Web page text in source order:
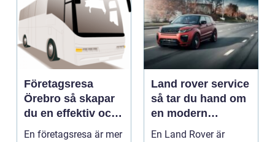
Företagsresa
Örebro så skapar
du en effektiv och
minnesvärd resa
En företagsresa är mer
Land rover service
så tar du hand om
en modern
klassiker
En Land Rover är